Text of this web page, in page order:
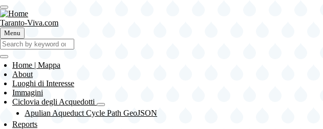
Skip
to
main
content
Taranto-Viva.com
Menu
Cerca
Cerca
Main
navigation
Home | Mappa
About
Luoghi di Interesse
Immagini
Ciclovia degli Acquedotti
Ciclovia
degli
Apulian Aqueduct Cycle Path GeoJSON
Reports